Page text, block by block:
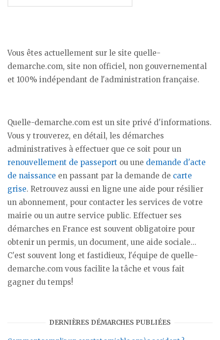
Vous êtes actuellement sur le site quelle-
demarche.com, site non officiel, non gouvernemental
et 100% indépendant de l'administration française.
Quelle-demarche.com est un site privé d'informations.
Vous y trouverez, en détail, les démarches
administratives à effectuer que ce soit pour un
renouvellement de passeport ou une demande d'acte
de naissance en passant par la demande de carte
grise. Retrouvez aussi en ligne une aide pour résilier
un abonnement, pour contacter les services de votre
mairie ou un autre service public. Effectuer ses
démarches en France est souvent obligatoire pour
obtenir un permis, un document, une aide sociale...
C'est souvent long et fastidieux, l'équipe de quelle-
demarche.com vous facilite la tâche et vous fait
gagner du temps!
DERNIÈRES DÉMARCHES PUBLIÉES